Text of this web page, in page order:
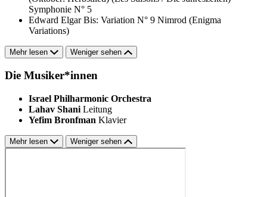
Symphonie N° 5
Edward Elgar Bis: Variation N° 9 Nimrod (Enigma
Variations)
Mehr lesen Weniger sehen
Die Musiker*innen
Israel Philharmonic Orchestra
Lahav Shani Leitung
Yefim Bronfman Klavier
Mehr lesen Weniger sehen